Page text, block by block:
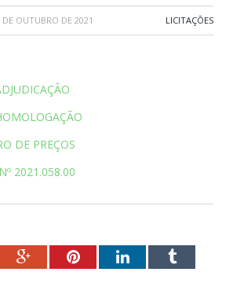
DE OUTUBRO DE 2021 LICITAÇÕES
DE PREÇOS
2021.058.00
Google+PinterestLinkedInTumblr